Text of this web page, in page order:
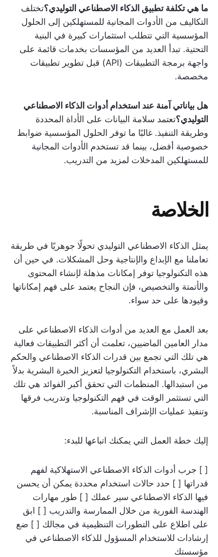
ما هي تكلفة تطبيق الذكاء الاصطناعي التوليدي؟تختلف
التكاليف من الأدوات المجانية للمستهلكين إلى الحلول
المؤسسية التي تتطلب استثمارات كبيرة في البنية
التحتية. تبدأ العديد من المؤسسات بخدمات قائمة على
واجهة برمجة التطبيقات (API) قبل تطوير تطبيقات
مخصصة.
هل بياناتي آمنة عند استخدام أدوات الذكاء الاصطناعي
التوليدي؟تعتمد سلامة البيانات على الأداة المحددة
وطريقة التنفيذ. غالبًا ما توفر الحلول المؤسسية ضوابط
خصوصية أفضل، بينما قد تستخدم الأدوات المجانية
للمستهلكين المدخلات لمزيد من التدريب.
الخلاصة
يمثل الذكاء الاصطناعي التوليدي تحولًا جوهريًا في طريقة
تعاملنا مع الإبداع والإنتاجية وحل المشكلات. في حين أن
هذه التكنولوجيا توفر إمكانات مذهلة لإنشاء المحتوى
والأتمتة والتخصيص، فإن النجاح يعتمد على فهم إمكاناتها
وقيودها على حد سواء.
بعد العمل مع العديد من أدوات الذكاء الاصطناعي على
مدار العامين الماضيين، تعلمت أن أكثر التطبيقات فعالية
هي تلك التي تجمع بين قدرات الذكاء الاصطناعي والحكم
البشري، باستخدام التكنولوجيا لتعزيز الخبرة البشرية بدلاً
من استبدالها. المنظمات التي تحقق أكبر الفوائد هي تلك
التي تستثمر الوقت في فهم التكنولوجيا وتدريب فرقها
وتنفيذ عمليات الإشراف المناسبة.
إليك خطة العمل التي يمكنك اتباعها للبدء:
[ ] جرب أدوات الذكاء الاصطناعي الاستهلاكية لفهم
قدراتها [ ] حدد حالات استخدام محددة يمكن أن يحسن
فيها الذكاء الاصطناعي سير عملك [ ] طور مهارات
الهندسة الفورية من خلال الممارسة والتدريب [ ] ابق
على اطلاع على التطورات التنظيمية في مجالك [ ] ضع
إرشادات للاستخدام المسؤول للذكاء الاصطناعي في
مؤسستك